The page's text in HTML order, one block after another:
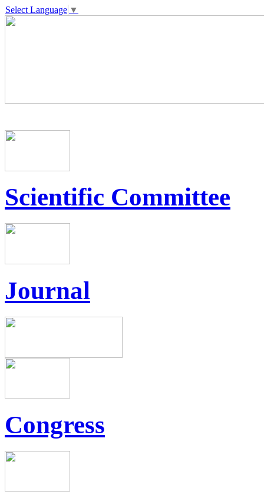
Select Language ▼
Scientific Committee
Journal
Congress